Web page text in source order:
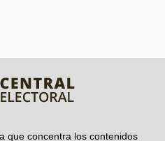
que concentra los contenidos